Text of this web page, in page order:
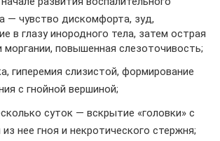
— чувство дискомфорта, зуд,
в глазу инородного тела, затем острая
моргании, повышенная слезоточивость;
гиперемия слизистой, формирование
с гнойной вершиной;
суток — вскрытие «головки» с
нее гноя и некротического стержня;